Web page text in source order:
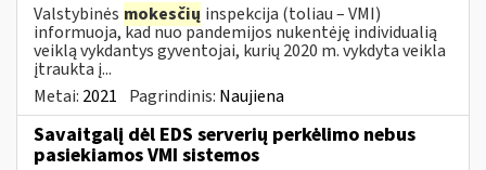
Valstybinės mokesčių inspekcija (toliau – VMI)
informuoja, kad nuo pandemijos nukentėję individualią
veiklą vykdantys gyventojai, kurių 2020 m. vykdyta veikla
įtraukta į...
Metai: 2021 Pagrindinis: Naujiena
Savaitgalį dėl EDS serverių perkėlimo nebus
pasiekiamos VMI sistemos